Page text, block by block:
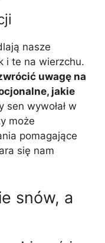
nasze
i te na wierzchu.
uwagę na
jakie
sen wywołał w
może
pomagające
się nam
snów, a